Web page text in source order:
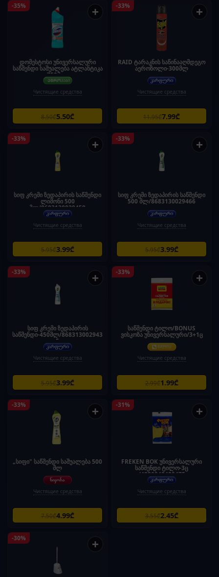
-35% +
დომესტოსი უნივერსალური
საწმენდი საშუალება ატლანტიკა
750მლ.
Чистящие средства
8.50₾5.50₾
-33% +
RAID ტარაკნის საწინააღმდეგო
აეროზოლი-300მლ
Чистящие средства
11.95₾7.99₾
-33% +
სიფ კრემი ზედაპირის საწმენდი
ლიმონი 500
მლ/8683130029459
Чистящие средства
5.95₾3.99₾
-33% +
სიფ კრემი ზედაპირის საწმენდი
500 მლ/8683130029466
Чистящие средства
5.95₾3.99₾
-33% +
სიფ კრემი ზედაპირის
საწმენდი-450მლ/868313002943
5
Чистящие средства
5.95₾3.99₾
-33% +
საწმენდი ტილო/BONUS
ვისკოზა უნივერსალური/3+1ც
Чистящие средства
2.99₾1.99₾
-33% +
„სიფი" საწმენდი საშუალება 500
მლ
Чистящие средства
7.50₾4.99₾
-31% +
FREKEN BOK უნივერსალური
საწმენდი ტილო-3ც
/4820048480475
Чистящие средства
3.55₾2.45₾
-30% +